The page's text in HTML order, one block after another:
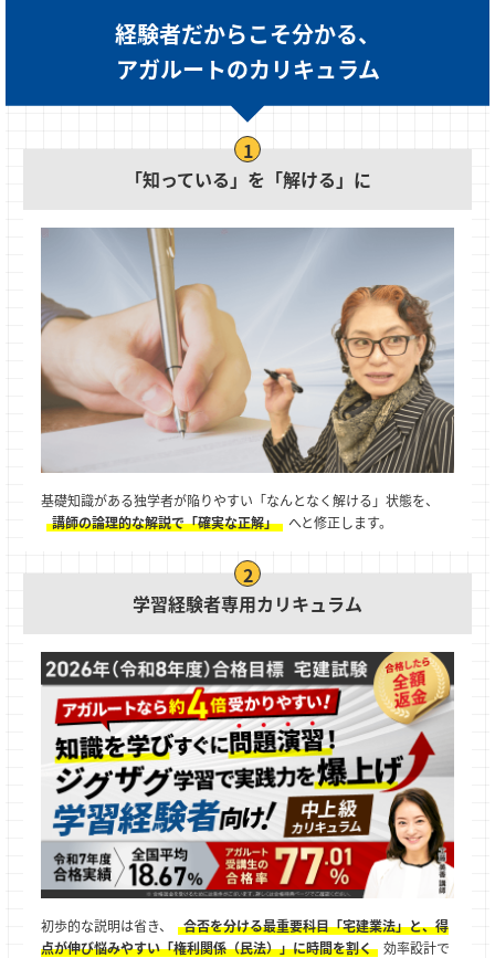
経験者だからこそ分かる、
アガルートのカリキュラム
「知っている」を「解ける」に
基礎知識がある独学者が陥りやすい「なんとなく解ける」状態を、
講師の論理的な解説で「確実な正解」 へと修正します。
学習経験者専用カリキュラム
初歩的な説明は省き、
合否を分ける最重要科目「宅建業法」と、得
点が伸び悩みやすい「権利関係（民法）」に時間を割く 効率設計で